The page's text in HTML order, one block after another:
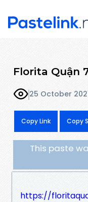
Florita Quận
25 October
Copy Link Copy
This paste
https://